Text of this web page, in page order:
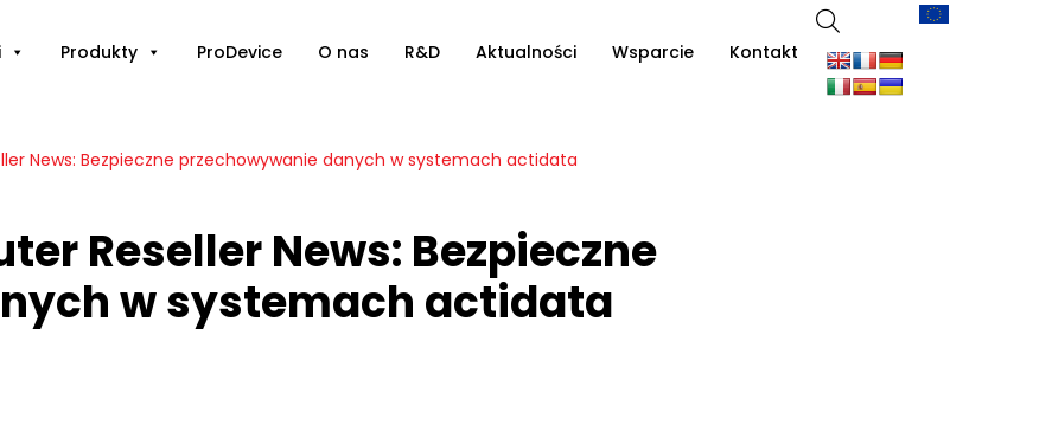
Produkty ProDevice O nas R&D Aktualności Wsparcie Kontakt
News: Bezpieczne przechowywanie danych w systemach actidata
Reseller News: Bezpieczne
w systemach actidata